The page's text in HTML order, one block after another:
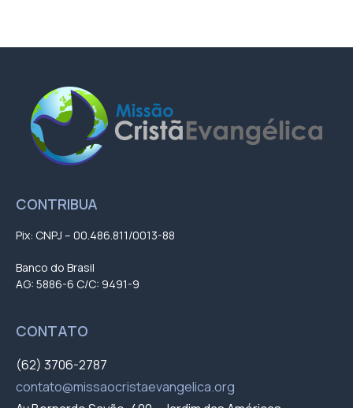
CONTRIBUA
Pix: CNPJ – 00.486.811/0013-88
Banco do Brasil
AG: 5886-6 C/C: 9491-9
CONTATO
(62) 3706-2787
contato@missaocristaevangelica.org